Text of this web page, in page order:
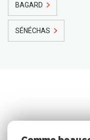
BAGARD
SÉNÉCHAS